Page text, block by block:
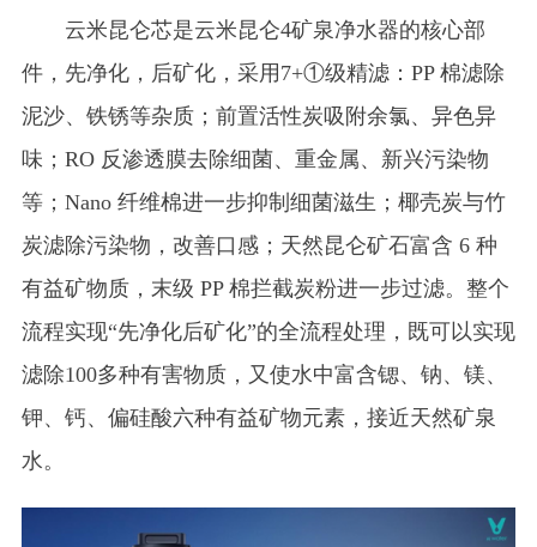
云米昆仑芯是云米昆仑4矿泉净水器的核心部
件，先净化，后矿化，采用7+①级精滤：PP 棉滤除
泥沙、铁锈等杂质；前置活性炭吸附余氯、异色异
味；RO 反渗透膜去除细菌、重金属、新兴污染物
等；Nano 纤维棉进一步抑制细菌滋生；椰壳炭与竹
炭滤除污染物，改善口感；天然昆仑矿石富含 6 种
有益矿物质，末级 PP 棉拦截炭粉进一步过滤。整个
流程实现“先净化后矿化”的全流程处理，既可以实现
滤除100多种有害物质，又使水中富含锶、钠、镁、
钾、钙、偏硅酸六种有益矿物元素，接近天然矿泉
水。